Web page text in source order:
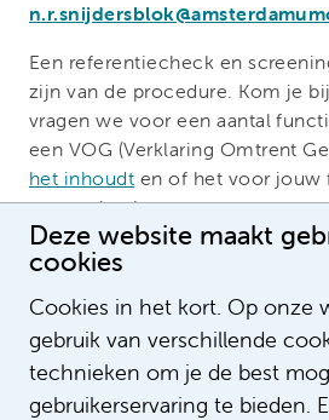
Deze website maakt
cookies
Cookies in het kort. Op onze
gebruik van verschillende
technieken om je de best
gebruikerservaring te bieden.
Een referentiecheck en
zijn van de procedure. Kom je
vragen we voor een aantal
een VOG (Verklaring Omtrent
het inhoudt en of het voor jouw
toepassing is.
Interne kandidaten krijgen, bij
Acquisitie naar aanleiding van
niet op prijs gesteld.